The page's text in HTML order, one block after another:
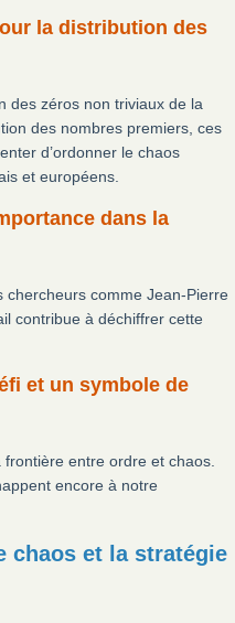
la distribution des
des zéros non triviaux de la
des nombres premiers, ces
d’ordonner le chaos
et européens.
dans la
chercheurs comme Jean-Pierre
contribue à déchiffrer cette
et un symbole de
entre ordre et chaos.
encore à notre
chaos et la stratégie